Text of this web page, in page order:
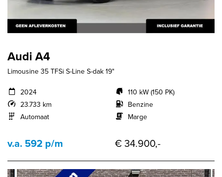
Audi A4
Limousine 35 TFSi S-Line S-dak 19"
2024
23.733 km
Automaat
110 kW (150 PK)
Benzine
Marge
v.a. 592 p/m € 34.900,-